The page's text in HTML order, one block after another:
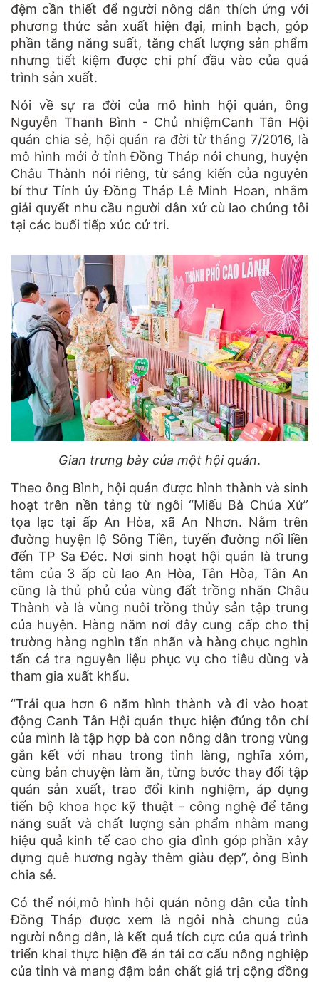
đệm cần thiết để người nông dân thích ứng với
phương thức sản xuất hiện đại, minh bạch, góp
phần tăng năng suất, tăng chất lượng sản phẩm
nhưng tiết kiệm được chi phí đầu vào của quá
trình sản xuất.
Nói về sự ra đời của mô hình hội quán, ông
Nguyễn Thanh Bình - Chủ nhiệmCanh Tân Hội
quán chia sẻ, hội quán ra đời từ tháng 7/2016, là
mô hình mới ở tỉnh Đồng Tháp nói chung, huyện
Châu Thành nói riêng, từ sáng kiến của nguyên
bí thư Tỉnh ủy Đồng Tháp Lê Minh Hoan, nhằm
giải quyết nhu cầu người dân xứ cù lao chúng tôi
tại các buổi tiếp xúc cử tri.
Gian trưng bày của một hội quán.
Theo ông Bình, hội quán được hình thành và sinh
hoạt trên nền tảng từ ngôi “Miếu Bà Chúa Xứ”
tọa lạc tại ấp An Hòa, xã An Nhơn. Nằm trên
đường huyện lộ Sông Tiền, tuyến đường nối liền
đến TP Sa Đéc. Nơi sinh hoạt hội quán là trung
tâm của 3 ấp cù lao An Hòa, Tân Hòa, Tân An
cũng là thủ phủ của vùng đất trồng nhãn Châu
Thành và là vùng nuôi trồng thủy sản tập trung
của huyện. Hàng năm nơi đây cung cấp cho thị
trường hàng nghìn tấn nhãn và hàng chục nghìn
tấn cá tra nguyên liệu phục vụ cho tiêu dùng và
tham gia xuất khẩu.
“Trải qua hơn 6 năm hình thành và đi vào hoạt
động Canh Tân Hội quán thực hiện đúng tôn chỉ
của mình là tập hợp bà con nông dân trong vùng
gắn kết với nhau trong tình làng, nghĩa xóm,
cùng bản chuyện làm ăn, từng bước thay đổi tập
quán sản xuất, trao đổi kinh nghiệm, áp dụng
tiến bộ khoa học kỹ thuật - công nghệ để tăng
năng suất và chất lượng sản phẩm nhằm mang
hiệu quả kinh tế cao cho gia đình góp phần xây
dựng quê hương ngày thêm giàu đẹp”, ông Bình
chia sẻ.
Có thể nói,mô hình hội quán nông dân của tỉnh
Đồng Tháp được xem là ngôi nhà chung của
người nông dân, là kết quả tích cực của quá trình
triển khai thực hiện đề án tái cơ cấu nông nghiệp
của tỉnh và mang đậm bản chất giá trị cộng đồng